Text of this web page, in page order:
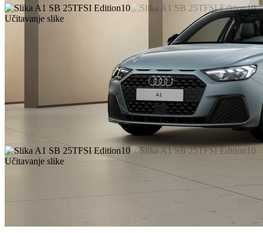
Učitavanje slike
Učitavanje slike